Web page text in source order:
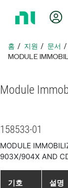
지
로
가
홈 지원 문서
MODULE
Module
158533-01
MODULE
903X/904X AND
기호 설명